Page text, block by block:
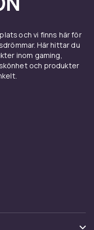
oavsett
du enkelt din
klassiker
och vi finns här för
Här hittar du
inom gaming,
och produkter